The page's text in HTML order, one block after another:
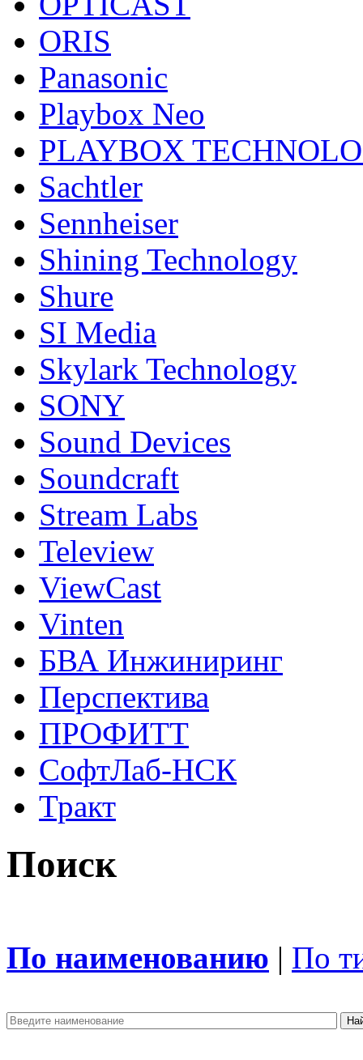
ORIS
Panasonic
Playbox Neo
PLAYBOX
Sachtler
Sennheiser
Shining Technology
Shure
SI Media
Skylark Technology
SONY
Sound Devices
Soundcraft
Stream Labs
Teleview
ViewCast
Vinten
БВА Инжиниринг
Перспектива
ПРОФИТТ
СофтЛаб-НСК
Тракт
Поиск
По наименованию | По